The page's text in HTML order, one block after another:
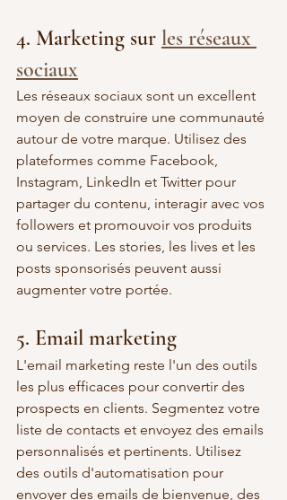
4. Marketing sur les réseaux
sociaux
Les réseaux sociaux sont un excellent
moyen de construire une communauté
autour de votre marque. Utilisez des
plateformes comme Facebook,
Instagram, LinkedIn et Twitter pour
partager du contenu, interagir avec vos
followers et promouvoir vos produits
ou services. Les stories, les lives et les
posts sponsorisés peuvent aussi
augmenter votre portée.
5. Email marketing
L'email marketing reste l'un des outils
les plus efficaces pour convertir des
prospects en clients. Segmentez votre
liste de contacts et envoyez des emails
personnalisés et pertinents. Utilisez
des outils d'automatisation pour
envoyer des emails de bienvenue, des